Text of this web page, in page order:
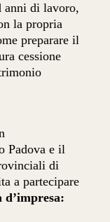
anni di lavoro,
la propria
preparare il
cessione
Padova e il
di
a partecipare